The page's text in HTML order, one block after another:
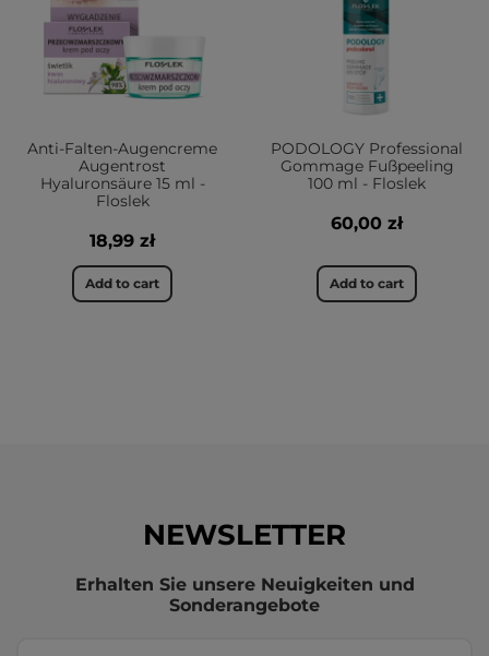
Anti-Falten-Augencreme
Augentrost
Hyaluronsäure 15 ml -
Floslek
18,99 zł
Add to cart
PODOLOGY Professional
Gommage Fußpeeling
100 ml - Floslek
60,00 zł
Add to cart
NEWSLETTER
Erhalten Sie unsere Neuigkeiten und
Sonderangebote